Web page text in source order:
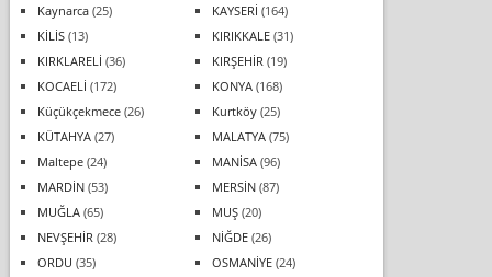
Kaynarca(25) KAYSERİ (164)
KİLİS(13) KIRIKKALE(31)
KIRKLARELİ (36) KIRŞEHİR (19)
KOCAELİ (172) KONYA(168)
Küçükçekmece(26) Kurtköy(25)
KÜTAHYA(27) MALATYA(75)
Maltepe(24) MANİSA(96)
MARDİN(53) MERSİN(87)
MUĞLA(65) MUŞ(20)
NEVŞEHİR (28) NİĞDE(26)
ORDU (35) OSMANİYE(24)